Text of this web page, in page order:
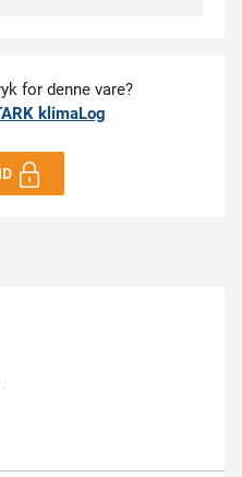
for denne vare?
klimaLog